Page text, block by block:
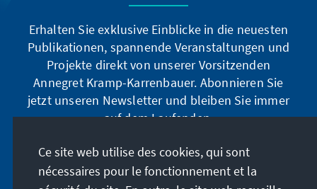
Erhalten Sie exklusive Einblicke in die neuesten
Publikationen, spannende Veranstaltungen und
Projekte direkt von unserer Vorsitzenden
Annegret Kramp-Karrenbauer. Abonnieren Sie
jetzt unseren Newsletter und bleiben Sie immer
auf dem Laufenden.
Jetzt abonnieren
Ce site web utilise des cookies, qui sont
nécessaires pour le fonctionnement et la